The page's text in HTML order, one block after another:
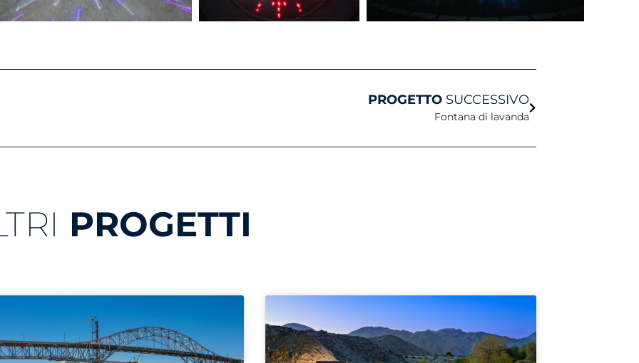
PROGETTO SUCCESSIVO
Fontana di lavanda
PROGETTI